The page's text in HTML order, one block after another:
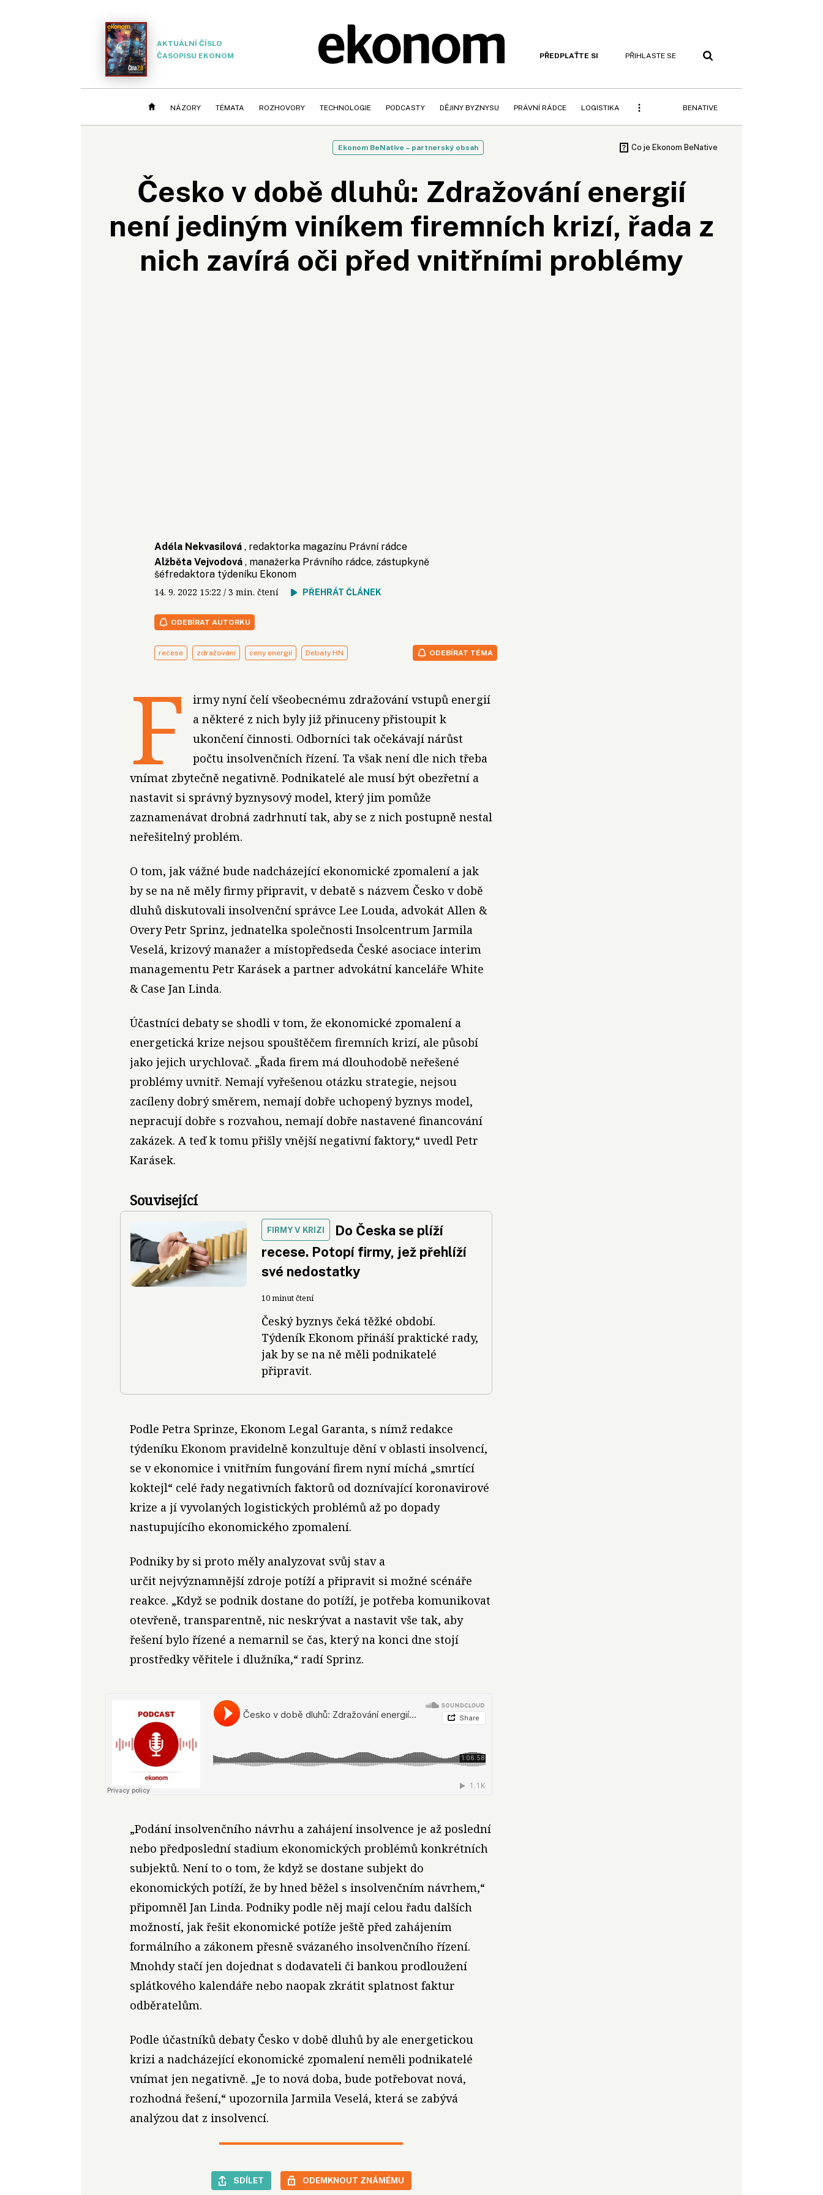
AKTUÁLNÍ ČÍSLO
ČASOPISU EKONOM
PŘEDPLAŤTE SI PŘIHLASTE SE
NÁZORY TÉMATA ROZHOVORY TECHNOLOGIE PODCASTY DĚJINY BYZNYSU PRÁVNÍ RÁDCE LOGISTIKA BENATIVE
Ekonom BeNative – partnerský obsah
Česko v době dluhů: Zdražování energií
není jediným viníkem firemních krizí, řada z
nich zavírá oči před vnitřními problémy
Adéla Nekvasilová , redaktorka magazínu Právní rádce
Alžběta Vejvodová , manažerka Právního rádce, zástupkyně
šéfredaktora týdeníku Ekonom
14. 9. 2022 15:22 / 3 min. čtení PŘEHRÁT ČLÁNEK
ODEBÍRAT AUTORKU
recese zdražování ceny energií Debaty HN ODEBÍRAT TÉMA
F
irmy nyní čelí všeobecnému zdražování vstupů energií
a některé z nich byly již přinuceny přistoupit k
ukončení činnosti. Odborníci tak očekávají nárůst
počtu insolvenčních řízení. Ta však není dle nich třeba
vnímat zbytečně negativně. Podnikatelé ale musí být obezřetní a
nastavit si správný byznysový model, který jim pomůže
zaznamenávat drobná zadrhnutí tak, aby se z nich postupně nestal
neřešitelný problém.
O tom, jak vážné bude nadcházející ekonomické zpomalení a jak
by se na ně měly firmy připravit, v debatě s názvem Česko v době
dluhů diskutovali insolvenční správce Lee Louda, advokát Allen &
Overy Petr Sprinz, jednatelka společnosti Insolcentrum Jarmila
Veselá, krizový manažer a místopředseda České asociace interim
managementu Petr Karásek a partner advokátní kanceláře White
& Case Jan Linda.
Účastníci debaty se shodli v tom, že ekonomické zpomalení a
energetická krize nejsou spouštěčem firemních krizí, ale působí
jako jejich urychlovač. „Řada firem má dlouhodobě neřešené
problémy uvnitř. Nemají vyřešenou otázku strategie, nejsou
zacíleny dobrý směrem, nemají dobře uchopený byznys model,
nepracují dobře s rozvahou, nemají dobře nastavené financování
zakázek. A teď k tomu přišly vnější negativní faktory,“ uvedl Petr
Karásek.
Související
FIRMY V KRIZI
Do Česka se plíží
recese. Potopí firmy, jež přehlíží
své nedostatky
10 minut čtení
Český byznys čeká těžké období.
Týdeník Ekonom přináší praktické rady,
jak by se na ně měli podnikatelé
připravit.
Podle Petra Sprinze, Ekonom Legal Garanta, s nímž redakce
týdeníku Ekonom pravidelně konzultuje dění v oblasti insolvencí,
se v ekonomice i vnitřním fungování firem nyní míchá „smrtící
koktejl“ celé řady negativních faktorů od doznívající koronavirové
krize a jí vyvolaných logistických problémů až po dopady
nastupujícího ekonomického zpomalení.
Podniky by si proto měly analyzovat svůj stav a
určit nejvýznamnější zdroje potíží a připravit si možné scénáře
reakce. „Když se podnik dostane do potíží, je potřeba komunikovat
otevřeně, transparentně, nic neskrývat a nastavit vše tak, aby
řešení bylo řízené a nemarnil se čas, který na konci dne stojí
prostředky věřitele i dlužníka,“ radí Sprinz.
„Podání insolvenčního návrhu a zahájení insolvence je až poslední
nebo předposlední stadium ekonomických problémů konkrétních
subjektů. Není to o tom, že když se dostane subjekt do
ekonomických potíží, že by hned běžel s insolvenčním návrhem,“
připomněl Jan Linda. Podniky podle něj mají celou řadu dalších
možností, jak řešit ekonomické potíže ještě před zahájením
formálního a zákonem přesně svázaného insolvenčního řízení.
Mnohdy stačí jen dojednat s dodavateli či bankou prodloužení
splátkového kalendáře nebo naopak zkrátit splatnost faktur
odběratelům.
Podle účastníků debaty Česko v době dluhů by ale energetickou
krizi a nadcházející ekonomické zpomalení neměli podnikatelé
vnímat jen negativně. „Je to nová doba, bude potřebovat nová,
rozhodná řešení,“ upozornila Jarmila Veselá, která se zabývá
analýzou dat z insolvencí.
SDÍLET ODEMKNOUT ZNÁMÉMU